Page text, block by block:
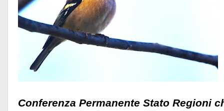
Conferenza Permanente Stato Regioni